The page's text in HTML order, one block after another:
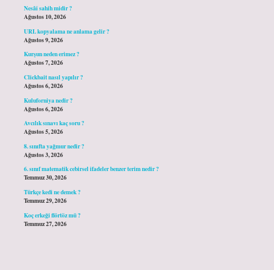
Nesâî sahih midir ?
Ağustos 10, 2026
URL kopyalama ne anlama gelir ?
Ağustos 9, 2026
Kurşun neden erimez ?
Ağustos 7, 2026
Clickbait nasıl yapılır ?
Ağustos 6, 2026
Kuluforniya nedir ?
Ağustos 6, 2026
Avcılık sınavı kaç soru ?
Ağustos 5, 2026
8. sınıfta yağmur nedir ?
Ağustos 3, 2026
6. sınıf matematik cebirsel ifadeler benzer terim nedir ?
Temmuz 30, 2026
Türkçe kedi ne demek ?
Temmuz 29, 2026
Koç erkeği flörtöz mü ?
Temmuz 27, 2026